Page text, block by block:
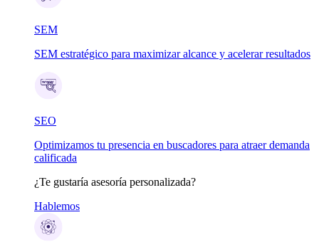
SEM
SEM estratégico para maximizar alcance y acelerar resultados
SEO
Optimizamos tu presencia en buscadores para atraer demanda
calificada
¿Te gustaría asesoría personalizada?
Hablemos